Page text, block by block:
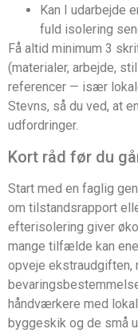
Kan I udarbejde
fuld isolering
Få altid minimum 3
(materialer, arbejde,
referencer — især
Stevns, så du ved, at
udfordringer.
Kort råd før du
Start med en faglig
om tilstandsrapport
efterisolering giver
mange tilfælde kan
opveje ekstraudgiften,
håndværkere med
byggeskik og de små